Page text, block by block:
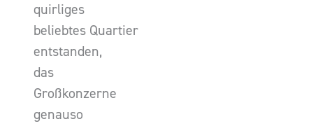
quirliges
beliebtes Quartier
entstanden,
das
Großkonzerne
genauso